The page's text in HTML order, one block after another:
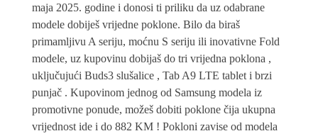
maja 2025. godine i donosi ti priliku da uz odabrane
modele dobiješ vrijedne poklone. Bilo da biraš
primamljivu A seriju, moćnu S seriju ili inovativne Fold
modele, uz kupovinu dobijaš do tri vrijedna poklona ,
uključujući Buds3 slušalice , Tab A9 LTE tablet i brzi
punjač . Kupovinom jednog od Samsung modela iz
promotivne ponude, možeš dobiti poklone čija ukupna
vrijednost ide i do 882 KM ! Pokloni zavise od modela